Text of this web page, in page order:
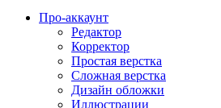
Про-аккаунт
Редактор
Корректор
Простая верстка
Сложная верстка
Дизайн обложки
Иллюстрации